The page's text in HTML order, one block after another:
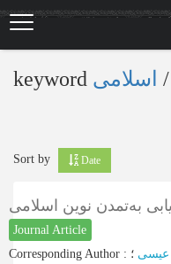
Skip
keyword
Sort by Date
به‌تمدن نوین اسلامی
Journal Article
Corresponding Author : عیسی